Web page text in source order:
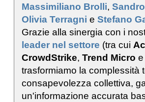
Massimiliano Brolli,
Olivia Terragni e Stefano
Grazie alla sinergia con i
leader nel settore (tra cui
CrowdStrike, Trend Micro e
trasformiamo la complessità
consapevolezza collettiva,
un'informazione accurata